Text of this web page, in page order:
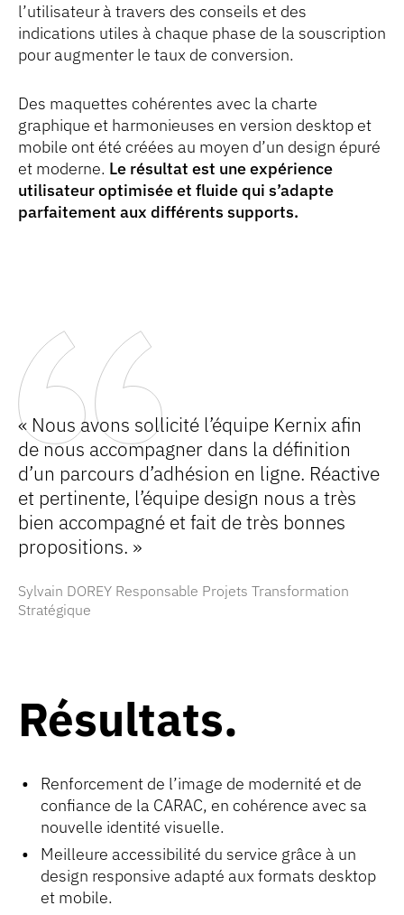
l’utilisateur à travers des conseils et des
indications utiles à chaque phase de la souscription
pour augmenter le taux de conversion.
Des maquettes cohérentes avec la charte
graphique et harmonieuses en version desktop et
mobile ont été créées au moyen d’un design épuré
et moderne. Le résultat est une expérience
utilisateur optimisée et fluide qui s’adapte
parfaitement aux différents supports.
« Nous avons sollicité l’équipe Kernix afin
de nous accompagner dans la définition
d’un parcours d’adhésion en ligne. Réactive
et pertinente, l’équipe design nous a très
bien accompagné et fait de très bonnes
propositions. »
Sylvain DOREY Responsable Projets Transformation
Stratégique
Résultats
Renforcement de l’image de modernité et de
confiance de la CARAC, en cohérence avec sa
nouvelle identité visuelle.
Meilleure accessibilité du service grâce à un
design responsive adapté aux formats desktop
et mobile.